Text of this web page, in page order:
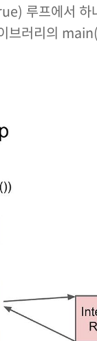
루프에서 하
러리의